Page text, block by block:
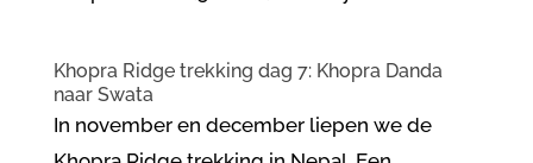
Khopra Ridge trekking dag 7: Khopra Danda
naar Swata
In november en december liepen we de